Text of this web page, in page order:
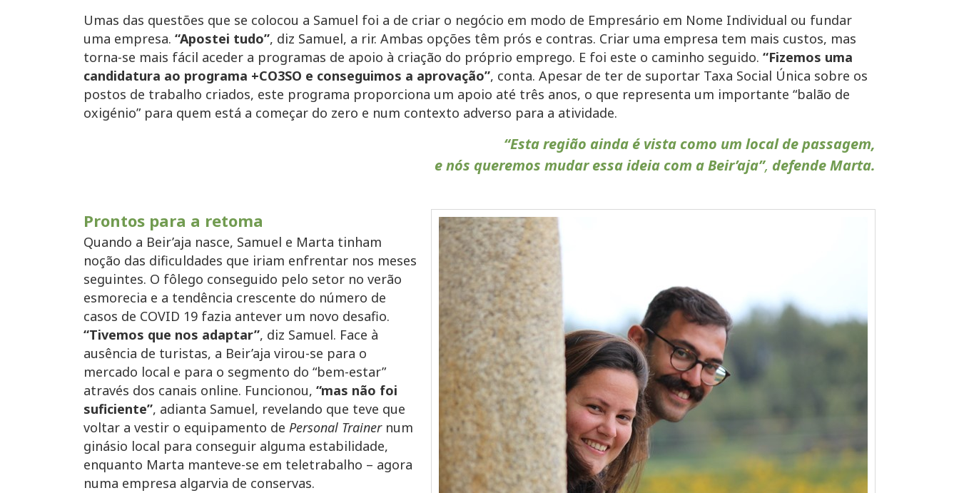
Umas das questões que se colocou a Samuel foi a de criar o negócio em modo de Empresário em Nome Individual ou fundar
uma empresa. “Apostei tudo”, diz Samuel, a rir. Ambas opções têm prós e contras. Criar uma empresa tem mais custos, mas
torna-se mais fácil aceder a programas de apoio à criação do próprio emprego. E foi este o caminho seguido. “Fizemos uma
candidatura ao programa +CO3SO e conseguimos a aprovação”, conta. Apesar de ter de suportar Taxa Social Única sobre os
postos de trabalho criados, este programa proporciona um apoio até três anos, o que representa um importante “balão de
oxigénio” para quem está a começar do zero e num contexto adverso para a atividade.
“Esta região ainda é vista como um local de passagem,
e nós queremos mudar essa ideia com a Beir’aja”, defende Marta.
Prontos para a retoma
Quando a Beir’aja nasce, Samuel e Marta tinham
noção das dificuldades que iriam enfrentar nos meses
seguintes. O fôlego conseguido pelo setor no verão
esmorecia e a tendência crescente do número de
casos de COVID 19 fazia antever um novo desafio.
“Tivemos que nos adaptar”, diz Samuel. Face à
ausência de turistas, a Beir’aja virou-se para o
mercado local e para o segmento do “bem-estar”
através dos canais online. Funcionou, “mas não foi
suficiente”, adianta Samuel, revelando que teve que
voltar a vestir o equipamento de Personal Trainernum
ginásio local para conseguir alguma estabilidade,
enquanto Marta manteve-se em teletrabalho – agora
numa empresa algarvia de conservas.